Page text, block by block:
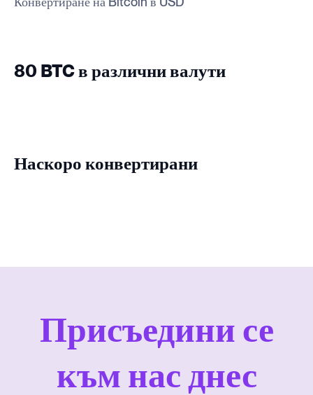
Конвертиране на Bitcoin в USD
80 BTC в различни валути
Наскоро конвертирани
Присъедини се
към нас днес